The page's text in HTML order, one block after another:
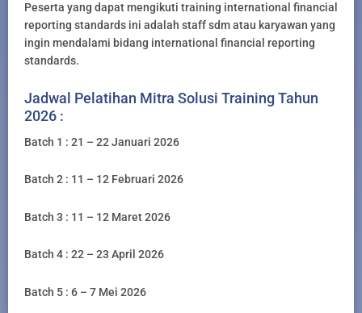
Peserta yang dapat mengikuti training international financial
reporting standards ini adalah staff sdm atau karyawan yang
ingin mendalami bidang international financial reporting
standards.
Jadwal Pelatihan Mitra Solusi Training Tahun
2026 :
Batch 1 : 21 – 22 Januari 2026
Batch 2 : 11 – 12 Februari 2026
Batch 3 : 11 – 12 Maret 2026
Batch 4 : 22 – 23 April 2026
Batch 5 : 6 – 7 Mei 2026